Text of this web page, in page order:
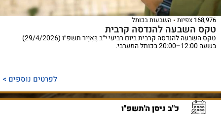
168,976 צפיות השבעות בכותל
טקס השבעה להנדסה קרבית
טקס השבעה להנדסה קרבית ביום רביעי י״ב בְּאִיָיר תשפ״ו (29/4/2026)
בשעה 12:00–20:00 בכותל המערבי.
לפרטים נוספים >
כ"ב ניסן ה'תשפ"ו